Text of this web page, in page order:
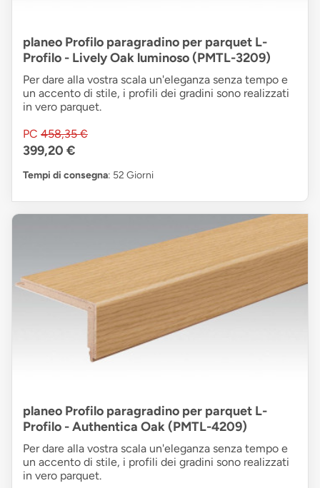
planeo Profilo paragradino per parquet L-
Profilo - Lively Oak luminoso (PMTL-3209)
Per dare alla vostra scala un'eleganza senza tempo e
un accento di stile, i profili dei gradini sono realizzati
in vero parquet.
PC 458,35 €
399,20 €
Tempi di consegna: 52 Giorni
planeo Profilo paragradino per parquet L-
Profilo - Authentica Oak (PMTL-4209)
Per dare alla vostra scala un'eleganza senza tempo e
un accento di stile, i profili dei gradini sono realizzati
in vero parquet.